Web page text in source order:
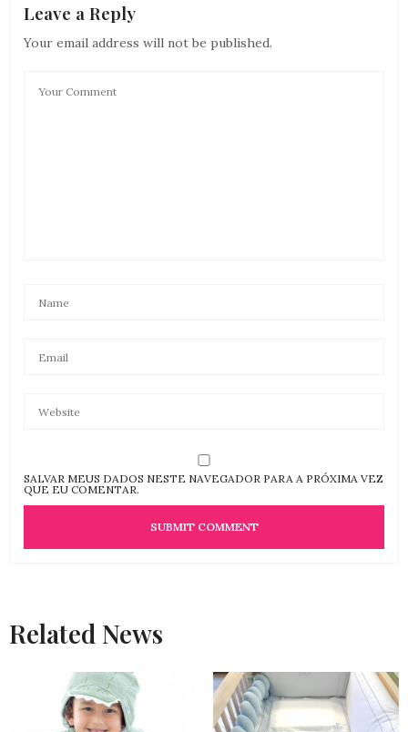
Leave a Reply
Your email address will not be published.
SALVAR MEUS DADOS NESTE NAVEGADOR PARA A PRÓXIMA VEZ
QUE EU COMENTAR.
Related News